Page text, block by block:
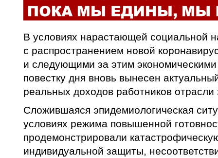
В условиях нарастающей социальной
с распространением новой
и следующими за этим
повестку дня вновь вынесен
реальных доходов работников
Сложившаяся эпидемиологическая
условиях режима повышенной
продемонстрировали
индивидуальной защиты,